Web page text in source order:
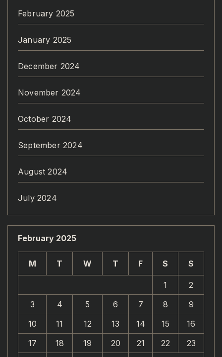
February 2025
January 2025
December 2024
November 2024
October 2024
September 2024
August 2024
July 2024
February 2025
M T W T F S S
1
2
3
4 5 6 7 8
9
10
11 12 13 14 15
16
17
18 19 20 21 22
23